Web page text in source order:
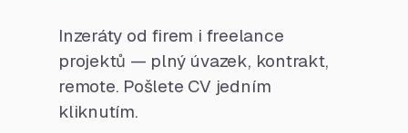
Inzeráty od firem i freelance
projektů — plný úvazek, kontrakt,
remote. Pošlete CV jedním
kliknutím.